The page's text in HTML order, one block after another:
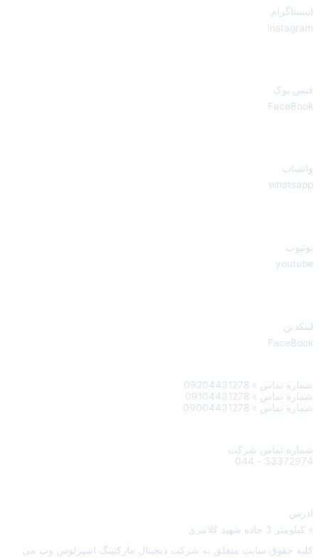
اینستاگرام
Instagram
فیس بوک
FaceBook
واتساپ
whatsapp
یوتیوب
youtube
لینکدین
FaceBook
شماره تماس » 09204431278
شماره تماس » 09104431278
شماره تماس » 09004431278
شماره تماس شرکت
33372974 - 044
ادرس
» کیلومتر 3 جاده شهید کلانتری
کلیه حقوق سایت متعلق به شرکت دیجیتال مارکتینگ اسپرلوس وب می